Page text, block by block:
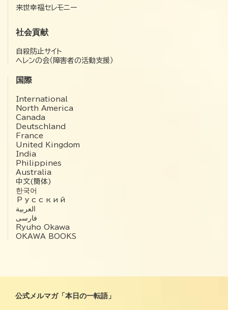
来世幸福セレモニー
社会貢献
自殺防止サイト
ヘレンの会（障害者の活動支援）
国際
International
North America
Canada
Deutschland
France
United Kingdom
India
Philippines
Australia
中文(簡体)
한국어
Русский
العربية‏
فارسی
Ryuho Okawa
OKAWA BOOKS
公式メルマガ「本日の一転語」